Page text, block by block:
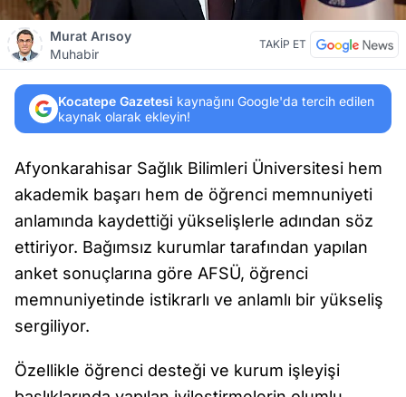
Murat Arısoy
Muhabir
TAKİP ET
Kocatepe Gazetesi kaynağını Google'da tercih edilen
kaynak olarak ekleyin!
Afyonkarahisar Sağlık Bilimleri Üniversitesi hem
akademik başarı hem de öğrenci memnuniyeti
anlamında kaydettiği yükselişlerle adından söz
ettiriyor. Bağımsız kurumlar tarafından yapılan
anket sonuçlarına göre AFSÜ, öğrenci
memnuniyetinde istikrarlı ve anlamlı bir yükseliş
sergiliyor.
Özellikle öğrenci desteği ve kurum işleyişi